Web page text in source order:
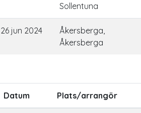
Sollentuna
26 jun 2024
Åkersberga,
Åkersberga
Datum Plats/arrangör